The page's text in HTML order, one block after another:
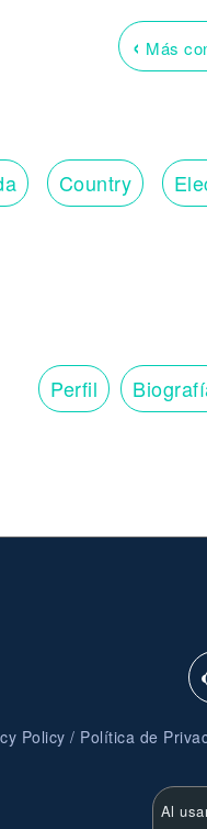
‹ Más
Country
Perfil
Policy / Política de
Al